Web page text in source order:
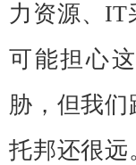
力资源、IT
可能担心
胁，但我
托邦还很远